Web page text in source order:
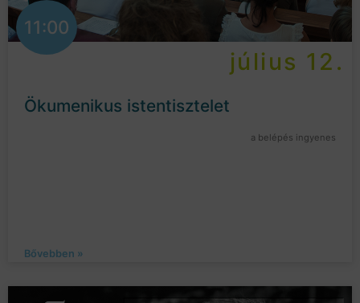
11:00
július 12.
Ökumenikus istentisztelet
a belépés ingyenes
Bővebben »